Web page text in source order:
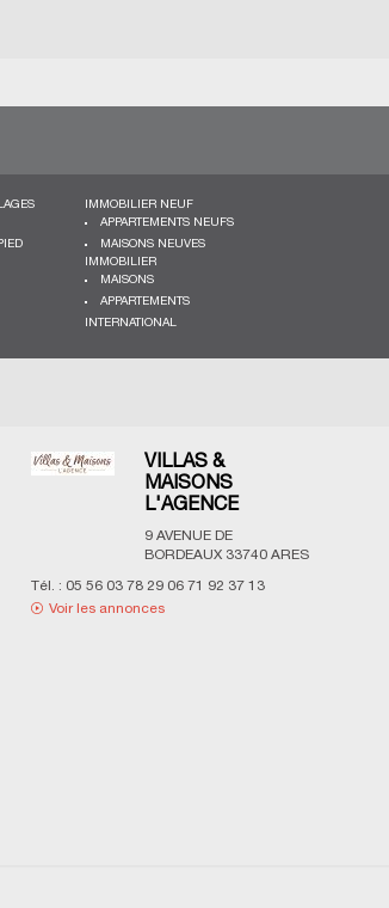
IMMOBILIER NEUF
APPARTEMENTS NEUFS
MAISONS NEUVES
IMMOBILIER
MAISONS
APPARTEMENTS
INTERNATIONAL
VILLAS &
MAISONS
L'AGENCE
9 AVENUE DE
BORDEAUX 33740 ARES
Tél. : 05 56 03 78 29 06 71 92 37 13
Voir les annonces